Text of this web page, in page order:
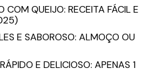
COM QUEIJO: RECEITA FÁCIL E
E SABOROSO: ALMOÇO OU
E DELICIOSO: APENAS 1